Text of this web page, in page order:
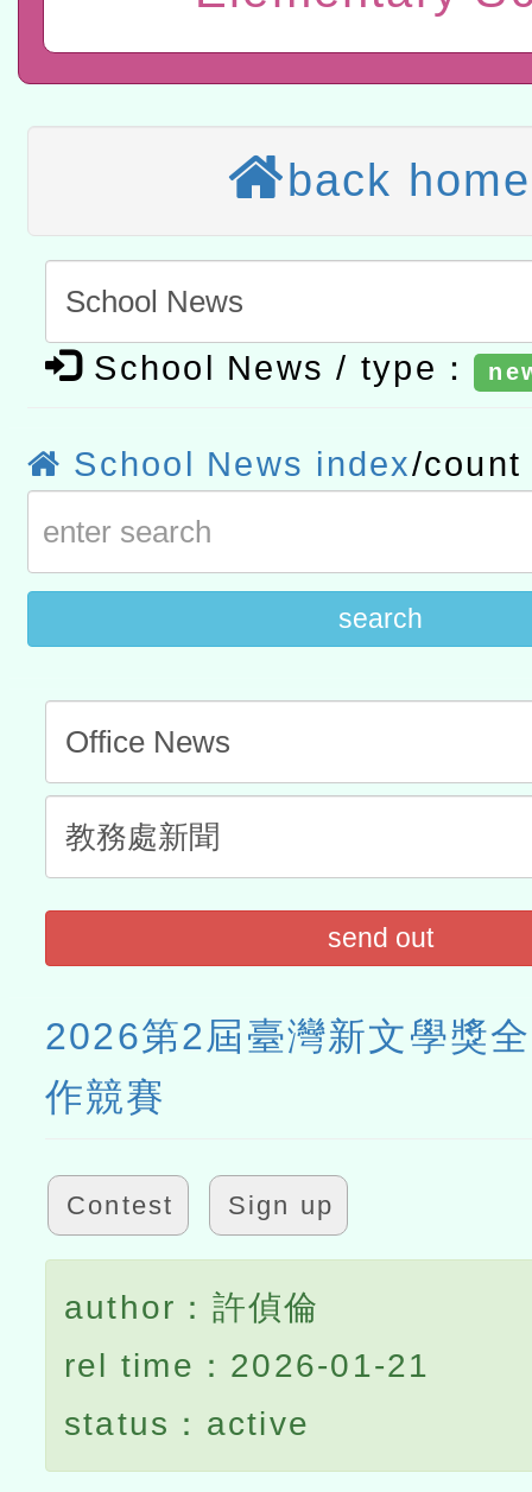
結果公告(無人報名，續辦
本館辦理115年度閱讀磐
讀推動專業研習
科技賦能─人工智慧(AI)工
A3數位素養講師名單
「數位內容與教學軟體線
赴陸應申請許可一案
轉知經濟部水利署委託財
研究院辦理「115年表揚
位及節水達人選拔活動」
115年8月22日(星期六)辦
市孔廟祈福系列活動—儒
航」
back home
School News / type：
School News index/count
search
send out
2026第2屆臺灣新文學獎
作競賽
Contest Sign up
author：許偵倫
rel time：2026-01-21
status：active